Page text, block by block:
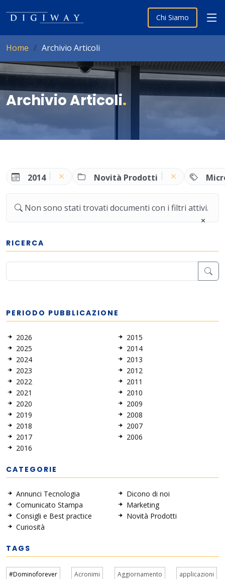
Chi Siamo
Home Archivio Articoli
Archivio Articoli.
2014 Novità Prodotti
Non sono stati trovati documenti con i filtri attivi.
RICERCA
PERIODO PUBBLICAZIONE
2026
2025
2024
2023
2022
2021
2020
2019
2018
2017
2016
2015
2014
2013
2012
2011
2010
2009
2008
2007
2006
CATEGORIE
Annunci Tecnologia
Comunicato Stampa
Consigli e Best practice
Curiosità
Dicono di noi
Marketing
Novità Prodotti
TAGS
#Dominoforever Acronimi Aggiornamento applicazioni